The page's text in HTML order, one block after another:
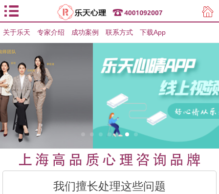
用户登录 用户注册
关于乐天 专家介绍 成功案例 联系方式 下载App
我们擅长处理这些问题